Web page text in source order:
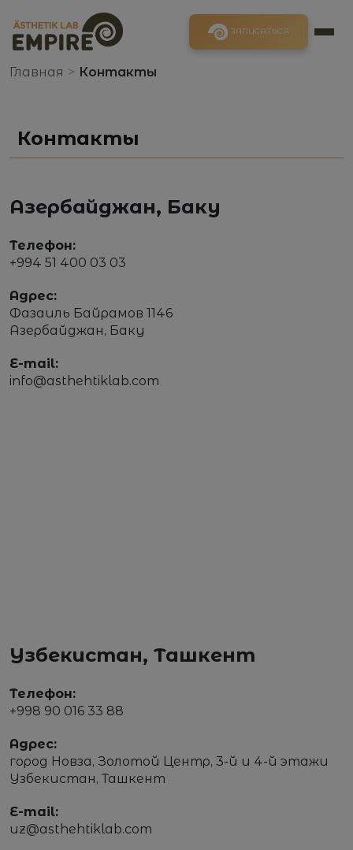
ЗАПИСАТЬСЯ
Главная > Контакты
Контакты
Азербайджан, Баку
Телефон:
+994 51 400 03 03
Адрес:
Фазаиль Байрамов 1146
Азербайджан, Баку
E-mail:
info@asthehtiklab.com
Узбекистан, Ташкент
Телефон:
+998 90 016 33 88
Адрес:
город Новза, Золотой Центр, 3-й и 4-й этажи
Узбекистан, Ташкент
E-mail:
uz@asthehtiklab.com